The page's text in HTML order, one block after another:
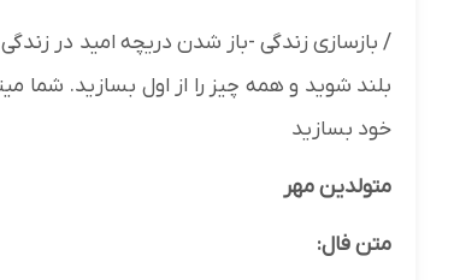
/ بازسازی زندگی -باز شدن دریچه امید در
بلند شوید و همه چیز را از اول بسازید. شما
خود بسازید
متولدین مهر
متن فال: